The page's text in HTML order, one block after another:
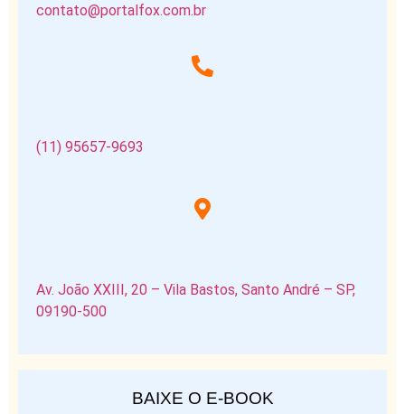
contato@portalfox.com.br
(11) 95657-9693
Av. João XXIII, 20 – Vila Bastos, Santo André – SP,
09190-500
BAIXE O E-BOOK